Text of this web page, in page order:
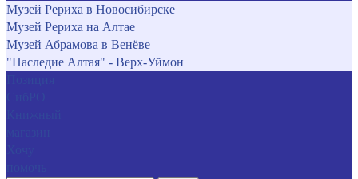
Музей Рериха в Новосибирске
Музей Рериха на Алтае
Музей Абрамова в Венёве
"Наследие Алтая" - Верх-Уймон